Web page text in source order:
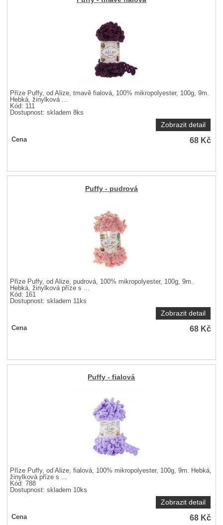
Příze Puffy, od Alize, tmavě fialová, 100% mikropolyester, 100g, 9m.
Hebká, žinylková ...
Kód: 111
Dostupnost:skladem 8ks
Zobrazit detail
Cena 68 Kč
Puffy - pudrová
Příze Puffy, od Alize, pudrová, 100% mikropolyester, 100g, 9m.
Hebká, žinylková příze s ...
Kód: 161
Dostupnost:skladem 11ks
Zobrazit detail
Cena 68 Kč
Puffy - fialová
Příze Puffy, od Alize, fialová, 100% mikropolyester, 100g, 9m. Hebká,
žinylková příze s ...
Kód: 788
Dostupnost:skladem 10ks
Zobrazit detail
Cena 68 Kč